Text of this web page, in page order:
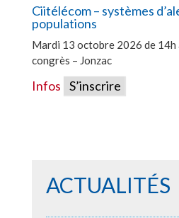
Ciitélécom – systèmes
populations
Mardi 13 octobre 2026 de 14h
congrès – Jonzac
Infos S’inscrire
ACTUALITÉS